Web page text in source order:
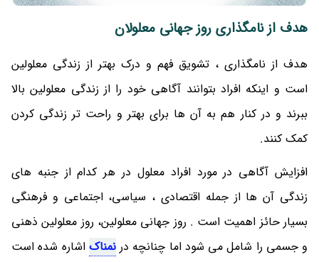
هدف از نامگذاری روز جهانی معلولان
هدف از نامگذاری ، تشویق فهم و درک بهتر از زندگی معلولین
است و اینکه افراد بتوانند آگاهی خود را از زندگی معلولین بالا
ببرند و در کنار هم به آن ها برای بهتر و راحت تر زندگی کردن
کمک کنند.
افزایش آگاهی در مورد افراد معلول در هر کدام از جنبه های
زندگی آن ها از جمله اقتصادی ، سیاسی، اجتماعی و فرهنگی
بسیار حائز اهمیت است . روز جهانی معلولین، روز معلولین ذهنی
و جسمی را شامل می شود اما چنانچه درنمناک اشاره شده است